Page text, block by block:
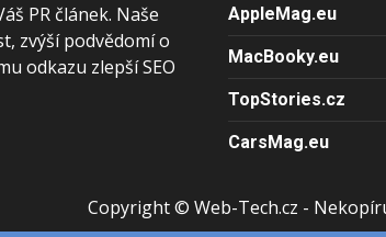
PR článek. Naše
zvýší podvědomí o
odkazu zlepší SEO
AppleMag.eu
MacBooky.eu
TopStories.cz
CarsMag.eu
Copyright © Web-Tech.cz -